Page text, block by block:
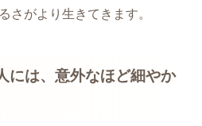
さがより生きてきます。
には、意外なほど細やか